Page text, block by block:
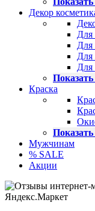
Декор
Для
Для
Для
Для
Краска
Мужчинам
% SALE
Акции